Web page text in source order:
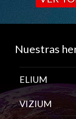
Nuestras
ELIUM
VIZIUM